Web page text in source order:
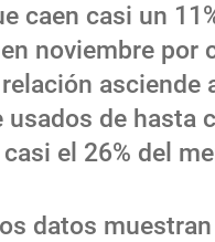
caen casi un
noviembre por
asciende
usados de hasta
el 26% del
datos